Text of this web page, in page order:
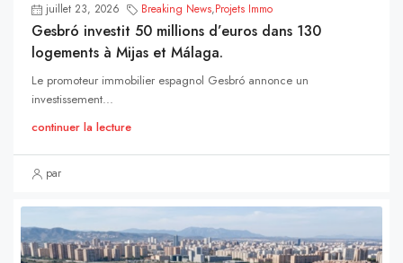
juillet 23, 2026 Breaking News,Projets Immo
Gesbró investit 50 millions d’euros dans 130
logements à Mijas et Málaga.
Le promoteur immobilier espagnol Gesbró annonce un
investissement...
continuer la lecture
par